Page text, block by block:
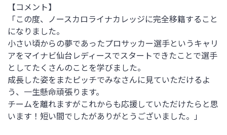
【コメント】
「この度、ノースカロライナカレッジに完全移籍すること
になりました。
小さい頃からの夢であったプロサッカー選手というキャリ
アをマイナビ仙台レディースでスタートできたことで選手
としてたくさんのことを学びました。
成長した姿をまたピッチでみなさんに見ていただけるよ
う、一生懸命頑張ります。
チームを離れますがこれからも応援していただけたらと思
います！短い間でしたがありがとうございました。」